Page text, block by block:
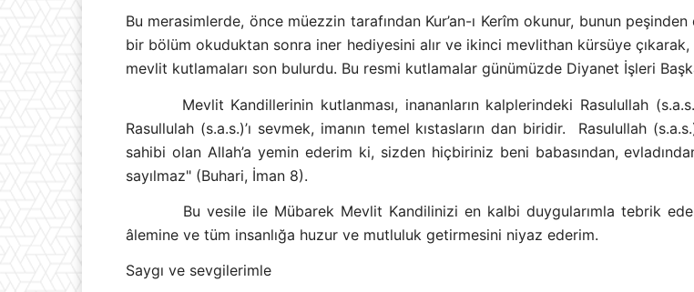
Bu merasimlerde, önce müezzin tarafından Kur’an-ı Kerîm okunur, bunun
bir bölüm okuduktan sonra iner hediyesini alır ve ikinci mevlithan kürsüye
mevlit kutlamaları son bulurdu. Bu resmi kutlamalar günümüzde Diyanet İşleri
Mevlit Kandillerinin kutlanması, inananların kalplerindeki Rasulullah
Rasullulah (s.a.s.)’ı sevmek, imanın temel kıstasların dan biridir.
Rasulullah
sahibi olan Allah’a yemin ederim ki, sizden hiçbiriniz beni babasından,
sayılmaz" (Buhari, İman 8).
Bu vesile ile Mübarek Mevlit Kandilinizi en kalbi duygularımla tebrik
âlemine ve tüm insanlığa huzur ve mutluluk getirmesini niyaz ederim.
Saygı ve sevgilerimle